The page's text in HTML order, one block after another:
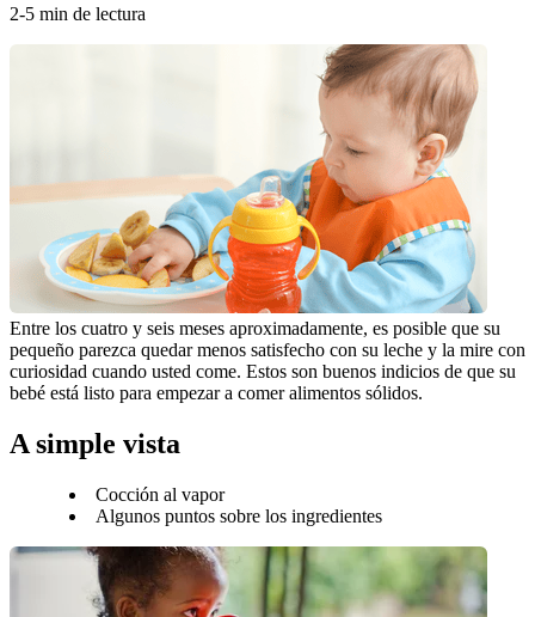
2-5 min de lectura
Entre los cuatro y seis meses aproximadamente, es posible que su
pequeño parezca quedar menos satisfecho con su leche y la mire con
curiosidad cuando usted come. Estos son buenos indicios de que su
bebé está listo para empezar a comer alimentos sólidos.
A simple vista
Cocción al vapor
Algunos puntos sobre los ingredientes